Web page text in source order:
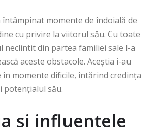
întâmpinat momente de îndoială de
cu privire la viitorul său. Cu toate
neclintit din partea familiei sale l-a
aceste obstacole. Aceștia i-au
momente dificile, întărind credința
potențialul său.
și influențele